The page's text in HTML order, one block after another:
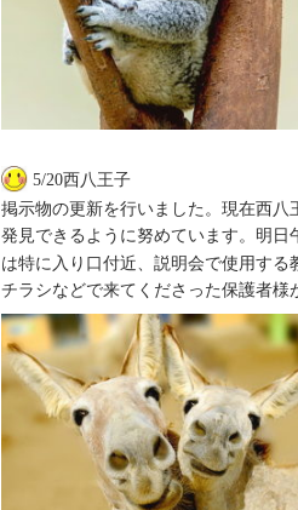
5/20西八王子
掲示物の更新を行いました。現在西
発見できるように努めています。明
は特に入り口付近、説明会で使用す
チラシなどで来てくださった保護者様